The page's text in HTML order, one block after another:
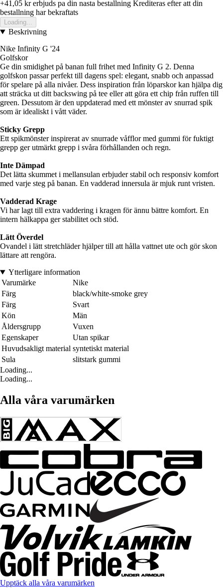
+41,05 krerbjuds pa din nasta bestallning Krediteras efter att din
bestallning har bekraftats
Loading...
Beskrivning
Nike Infinity G '24
Golfskor
Ge din smidighet på banan full frihet med Infinity G 2. Denna
golfskon passar perfekt till dagens spel: elegant, snabb och anpassad
för spelare på alla nivåer. Dess inspiration från löparskor kan hjälpa dig
att sträcka ut ditt backswing på tee eller att göra ett chip från ruffen till
green. Dessutom är den uppdaterad med ett mönster av snurrad spik
som är idealiskt i vått väder.
Sticky Grepp
Ett spikmönster inspirerat av snurrade våfflor med gummi för fuktigt
grepp ger utmärkt grepp i svåra förhållanden och regn.
Inte Dämpad
Det lätta skummet i mellansulan erbjuder stabil och responsiv komfort
med varje steg på banan. En vadderad innersula är mjuk runt vristen.
Vadderad Krage
Vi har lagt till extra vaddering i kragen för ännu bättre komfort. En
intern hälkappa ger stabilitet och stöd.
Lätt Överdel
Ovandel i lätt stretchläder hjälper till att hålla vattnet ute och gör skon
lättare att rengöra.
Ytterligare information
Varumärke
Nike
Färg
black/white-smoke grey
Färg
Svart
Kön
Män
Åldersgrupp
Vuxen
Egenskaper
Utan spikar
Huvudsakligt material syntetiskt material
Sula
slitstark gummi
Loading...
Loading...
Alla våra varumärken
Upptäck alla våra varumärken